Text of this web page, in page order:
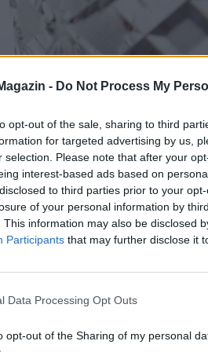
- Do Not Process My
opt-out of the sale, sharing to third
for targeted advertising by us,
selection. Please note that after your
interest-based ads based on
to third parties prior to your
of your personal information by
This information may also be disclosed
Participants that may further disclose it
Data Processing Opt Outs
opt-out of the Sharing of my personal
mindenki tudja, milyen végzetes
mögé, vagy hogy mekkora pusztítást
hihetetlen, vannak esetek, amikor